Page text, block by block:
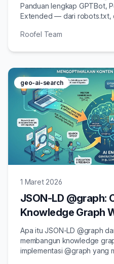
Panduan lengkap GPTBot,
Extended — dari robots.txt,
GEO.
Roofel Team
geo-ai-search
1 Maret 2026
JSON-LD @graph:
Knowledge Graph
Search
Apa itu JSON-LD @graph
membangun knowledge
implementasi @graph yang